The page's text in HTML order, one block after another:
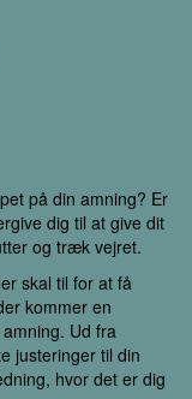
på din amning? Er
dig til at give dit
og træk vejret.
skal til for at få
kommer en
Ud fra
justeringer til din
hvor det er dig